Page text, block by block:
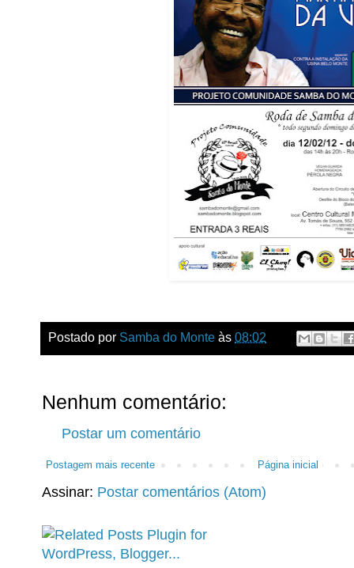
Postado por Samba do Monte às 08:02
Nenhum comentário:
Postar um comentário
Postagem mais recente Página inicial
Assinar: Postar comentários (Atom)